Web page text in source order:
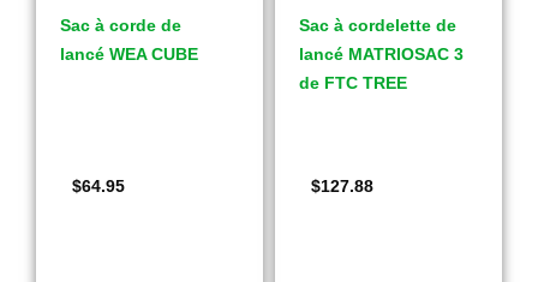
Sac à corde de
lancé WEA CUBE
$64.95
Sac à cordelette de
lancé MATRIOSAC 3
de FTC TREE
$127.88